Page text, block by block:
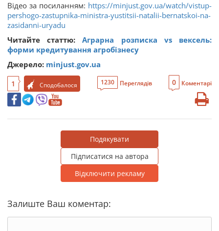
Відео за посиланням: https://minjust.gov.ua/watch/vistup-
pershogo-zastupnika-ministra-yustitsii-natalii-bernatskoi-na-
zasidanni-uryadu
Читайте статтю:Аграрна розписка vs вексель:
форми кредитування агробізнесу
Джерело: minjust.gov.ua
1 Сподобалося 1230 Переглядів 0 Коментарі
Подякувати
Підписатися на автора
Відключити рекламу
Залиште Ваш коментар: